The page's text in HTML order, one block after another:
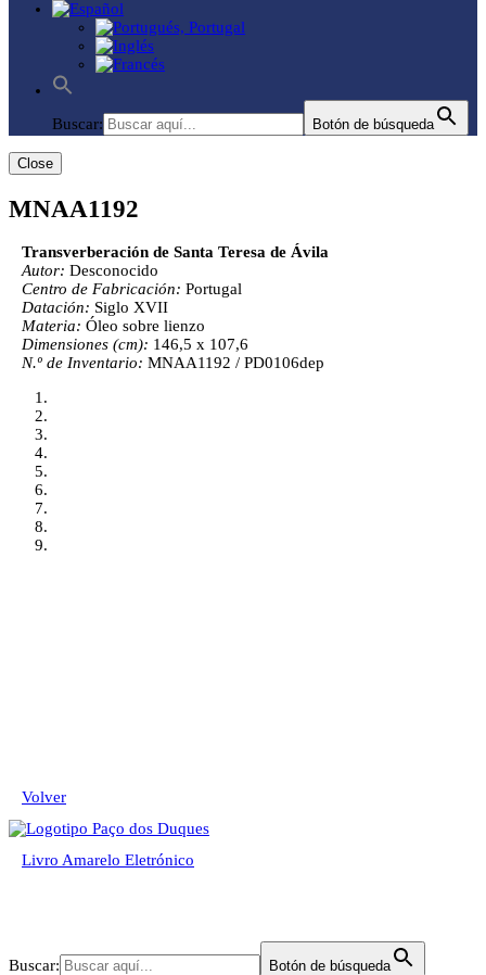
Buscar: Botón de búsqueda
Close
MNAA1192
Transverberación de Santa Teresa de Ávila
Autor: Desconocido
Centro de Fabricación: Portugal
Datación: Siglo XVII
Materia: Óleo sobre lienzo
Dimensiones (cm): 146,5 x 107,6
N.º de Inventario: MNAA1192 / PD0106dep
Volver
Livro Amarelo Eletrónico
Buscar: Botón de búsqueda